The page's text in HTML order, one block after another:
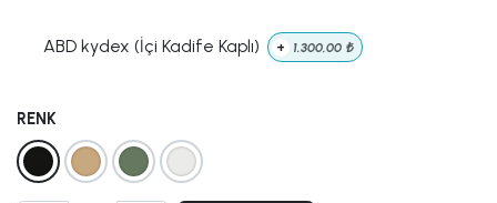
ABD kydex (İçi Kadife Kaplı) + 1.300,00 ₺
RENK